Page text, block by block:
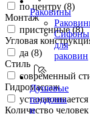
Раковины
Сифоны
для
раковин
Душевые
поддоны
и
по центру (8)
Монтаж
пристенные (8)
Угловая
да (8)
Стиль
современный
Гидромассаж
Количество человек